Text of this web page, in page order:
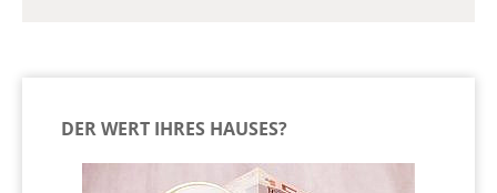
DER WERT IHRES HAUSES?